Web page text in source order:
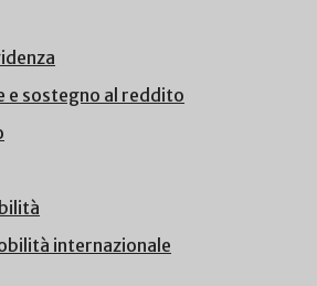
e sostegno al reddito
internazionale